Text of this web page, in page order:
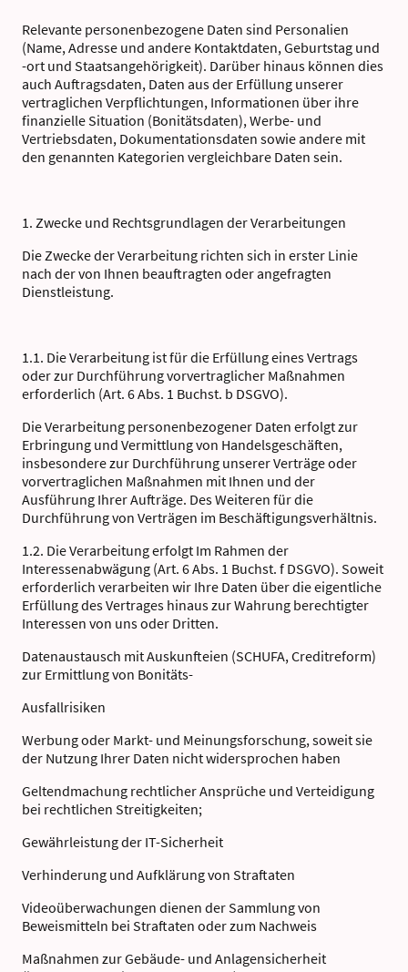
Relevante personenbezogene Daten sind Personalien
(Name, Adresse und andere Kontaktdaten, Geburtstag und
-ort und Staatsangehörigkeit). Darüber hinaus können dies
auch Auftragsdaten, Daten aus der Erfüllung unserer
vertraglichen Verpflichtungen, Informationen über ihre
finanzielle Situation (Bonitätsdaten), Werbe- und
Vertriebsdaten, Dokumentationsdaten sowie andere mit
den genannten Kategorien vergleichbare Daten sein.
1. Zwecke und Rechtsgrundlagen der Verarbeitungen
Die Zwecke der Verarbeitung richten sich in erster Linie
nach der von Ihnen beauftragten oder angefragten
Dienstleistung.
1.1. Die Verarbeitung ist für die Erfüllung eines Vertrags
oder zur Durchführung vorvertraglicher Maßnahmen
erforderlich (Art. 6 Abs. 1 Buchst. b DSGVO).
Die Verarbeitung personenbezogener Daten erfolgt zur
Erbringung und Vermittlung von Handelsgeschäften,
insbesondere zur Durchführung unserer Verträge oder
vorvertraglichen Maßnahmen mit Ihnen und der
Ausführung Ihrer Aufträge. Des Weiteren für die
Durchführung von Verträgen im Beschäftigungsverhältnis.
1.2. Die Verarbeitung erfolgt Im Rahmen der
Interessenabwägung (Art. 6 Abs. 1 Buchst. f DSGVO). Soweit
erforderlich verarbeiten wir Ihre Daten über die eigentliche
Erfüllung des Vertrages hinaus zur Wahrung berechtigter
Interessen von uns oder Dritten.
Datenaustausch mit Auskunfteien (SCHUFA, Creditreform)
zur Ermittlung von Bonitäts-
Ausfallrisiken
Werbung oder Markt- und Meinungsforschung, soweit sie
der Nutzung Ihrer Daten nicht widersprochen haben
Geltendmachung rechtlicher Ansprüche und Verteidigung
bei rechtlichen Streitigkeiten;
Gewährleistung der IT-Sicherheit
Verhinderung und Aufklärung von Straftaten
Videoüberwachungen dienen der Sammlung von
Beweismitteln bei Straftaten oder zum Nachweis
Maßnahmen zur Gebäude- und Anlagensicherheit